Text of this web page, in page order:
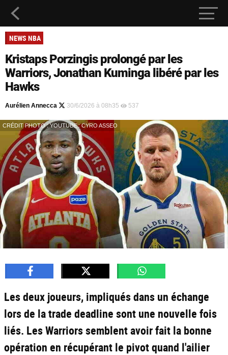
NEWS NBA
Kristaps Porzingis prolongé par les
Warriors, Jonathan Kuminga libéré par les
Hawks
Aurélien Annecca 30/6/2026 à 08h35 537
CRÉDIT PHOTO : YOUTUBE : CYRO ASSEO
Les deux joueurs, impliqués dans un échange
lors de la trade deadline sont une nouvelle fois
liés. Les Warriors semblent avoir fait la bonne
opération en récupérant le pivot quand l'ailier